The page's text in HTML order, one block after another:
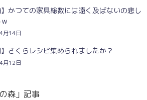
】かつての家具総数には遠く及ばないの悲し
月14日
】さくらレシピ集められましたか？
月12日
森」記事